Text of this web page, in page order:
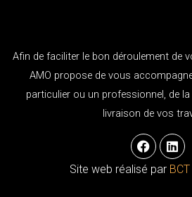
Afin de faciliter le bon déroulement de
AMO propose de vous
particulier ou un professionnel, de
livraison de vos
F
a
c
e
L
i
n
k
Site web réalisé par